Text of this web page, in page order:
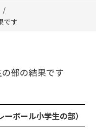
です
部の結果です
ボール小学生の部）